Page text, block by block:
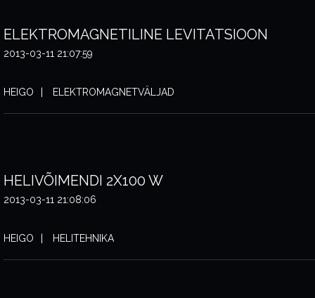
ELEKTROMAGNETILINE LEVITATSIOON
2013-03-11 21:07:59
HEIGO ELEKTROMAGNETVÄLJAD
HELIVÕIMENDI 2X100 W
2013-03-11 21:08:06
HEIGO HELITEHNIKA